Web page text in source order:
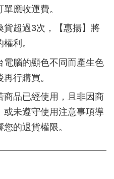
應收運費。
貨超過3次，【惠揚】將
利。
電腦的顯色不同而產生色
行購買。
商品已經使用，且非因商
或未遵守使用注意事項導
的退貨權限。